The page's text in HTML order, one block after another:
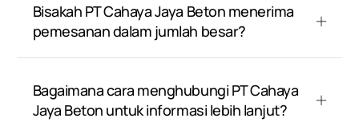
Bisakah PT Cahaya Jaya Beton menerima
pemesanan dalam jumlah besar?
Bagaimana cara menghubungi PT Cahaya
Jaya Beton untuk informasi lebih lanjut?